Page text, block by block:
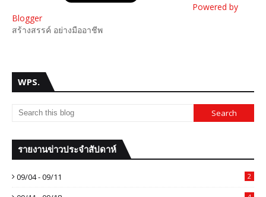
Powered by
Blogger
สร้างสรรค์ อย่างมืออาชีพ
WPS.
รายงานข่าวประจำสัปดาห์
09/04 - 09/11 2